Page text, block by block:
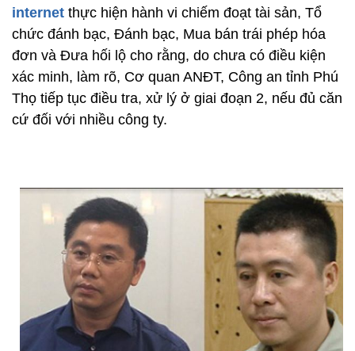
internet thực hiện hành vi chiếm đoạt tài sản, Tổ
chức đánh bạc, Đánh bạc, Mua bán trái phép hóa
đơn và Đưa hối lộ cho rằng, do chưa có điều kiện
xác minh, làm rõ, Cơ quan ANĐT, Công an tỉnh Phú
Thọ tiếp tục điều tra, xử lý ở giai đoạn 2, nếu đủ căn
cứ đối với nhiều công ty.